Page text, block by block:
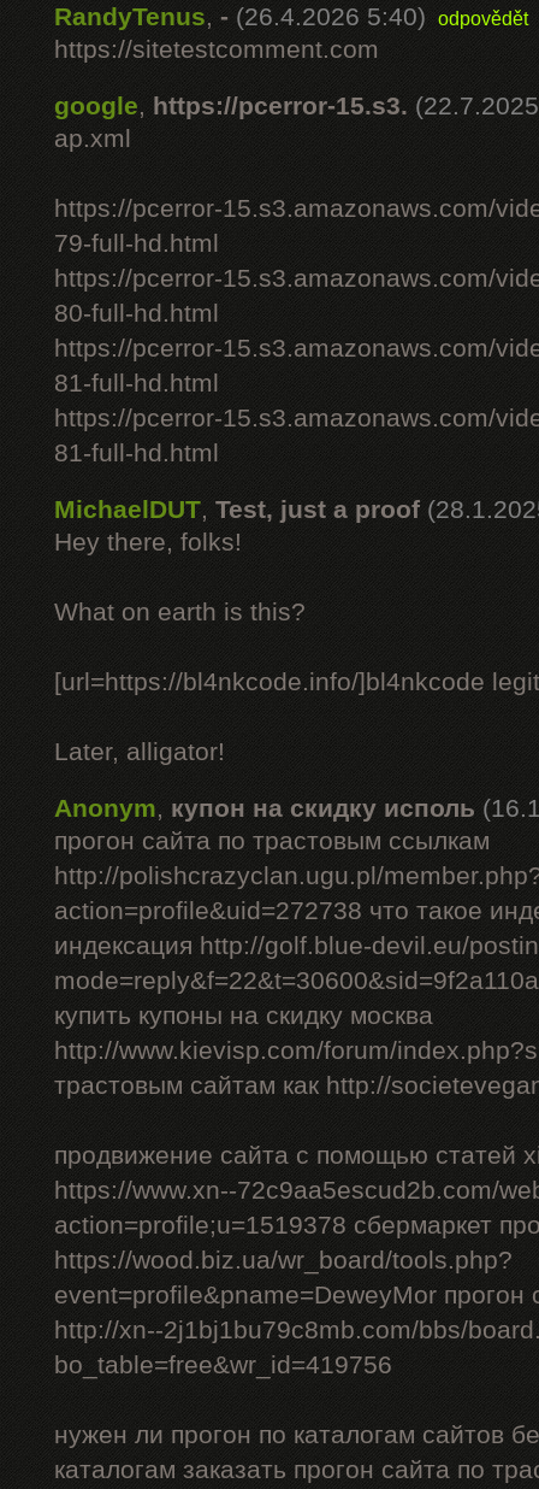
RandyTenus, - (26.4.2026 5:40) odpovědět
https://sitetestcomment.com
google, https://pcerror-15.s3.
ap.xml
https://pcerror-15.s3.amazonaws.com/
79-full-hd.html
https://pcerror-15.s3.amazonaws.com/
80-full-hd.html
https://pcerror-15.s3.amazonaws.com/
81-full-hd.html
https://pcerror-15.s3.amazonaws.com/
81-full-hd.html
MichaelDUT, Test, just a proof
Hey there, folks!
What on earth is this?
[url=https://bl4nkcode.info/]bl4nkcode
Later, alligator!
Anonym, купон на скидку исполь
прогон сайта по трастовым ссылкам
http://polishcrazyclan.ugu.pl/
action=profile&uid=272738 что такое
индексация http://golf.blue-devil.eu/
купить купоны на скидку москва
http://www.kievisp.com/forum/
трастовым сайтам как http://
продвижение сайта с помощью статей
https://www.xn--72c9aa5escud2b.com/
action=profile;u=1519378 сбермаркет
https://wood.biz.ua/wr_board/tools.php?
event=profile&pname=DeweyMor
http://xn--2j1bj1bu79c8mb.com/bbs/
bo_table=free&wr_id=419756
нужен ли прогон по каталогам сайтов
каталогам заказать прогон сайта по